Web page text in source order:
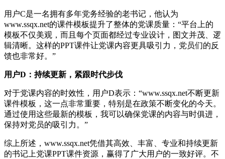
用户C是一名拥有多年党务经验的老书记，他认为
www.ssqx.net的课件模板提升了整体的党课质量：“平台上的
模板不仅美观，而且每个页面都经过专业设计，图文并茂、逻
辑清晰。这样的PPT课件让党课内容更具吸引力，党员们的反
馈也非常好。”
用户D：持续更新，紧跟时代步伐
对于党课内容的时效性，用户D表示：“www.ssqx.net不断更新
课件模板，这一点非常重要，特别是在政策不断变化的今天。
通过使用这些最新的模板，我可以确保党课的内容与时俱进，
保持对党员的吸引力。”
综上所述，www.ssqx.net凭借其高效、丰富、专业和持续更新
的书记上党课PPT课件资源，赢得了广大用户的一致好评。不